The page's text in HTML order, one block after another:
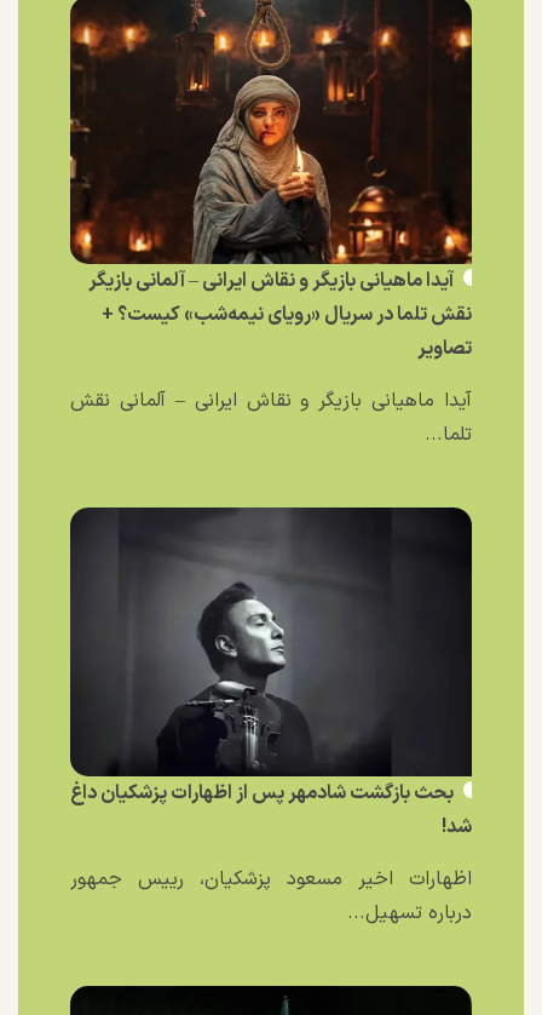
آیدا ماهیانی بازیگر و نقاش ایرانی – آلمانی بازیگر
نقش تلما در سریال «رویای نیمه‌شب» کیست؟ +
تصاویر
آیدا ماهیانی بازیگر و نقاش ایرانی – آلمانی نقش
تلما...
بحث بازگشت شادمهر پس از اظهارات پزشکیان داغ
شد!
اظهارات اخیر مسعود پزشکیان، رییس جمهور
درباره تسهیل...